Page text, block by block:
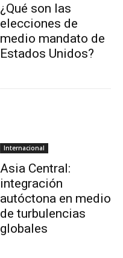
¿Qué son las
elecciones de
medio mandato de
Estados Unidos?
Internacional
Asia Central:
integración
autóctona en medio
de turbulencias
globales